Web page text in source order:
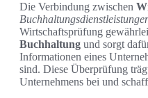
Die Verbindung zwischen
Wirtschaftsprüfung
Buchhaltung und sorgt
Informationen eines
sind. Diese Überprüfung
Unternehmens bei und